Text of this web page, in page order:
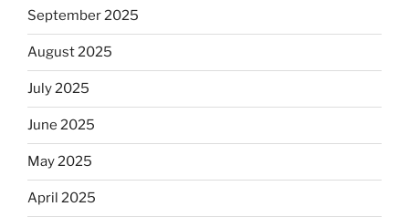
September 2025
August 2025
July 2025
June 2025
May 2025
April 2025